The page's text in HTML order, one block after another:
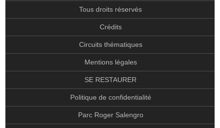
CIRCUITS THÉMATIQUES
MENTIONS LÉGALES
SE RESTAURER
POLITIQUE DE CONFIDENTIALITÉ
PARC ROGER SALENGRO
PLAN DU SITE
PARC MOZART
Tous droits réservés
Crédits
Circuits thématiques
Mentions légales
SE RESTAURER
Politique de confidentialité
Parc Roger Salengro